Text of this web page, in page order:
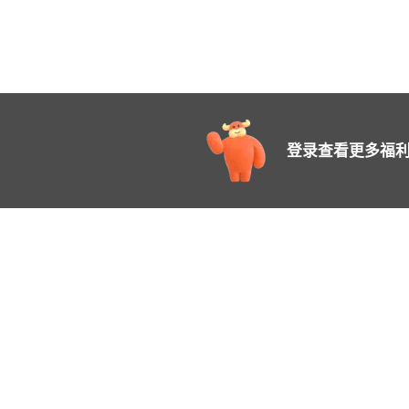
登录查看更多福